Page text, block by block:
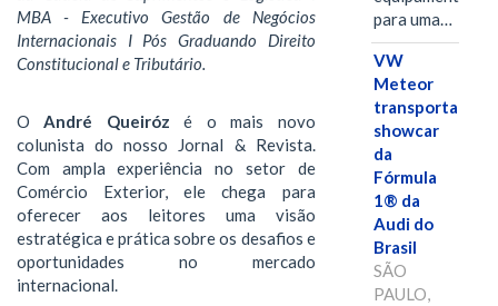
MBA - Executivo Gestão de Negócios
Internacionais I Pós Graduando Direito
Constitucional e Tributário.
OAndré Queirózé o mais novo
colunista do nosso Jornal & Revista.
Com ampla experiência no setor de
Comércio Exterior, ele chega para
oferecer aos leitores uma visão
estratégica e prática sobre os desafios e
oportunidades no mercado
internacional.
para uma…
VW
Meteor
transporta
showcar
da
Fórmula
1® da
Audi do
Brasil
SÃO
PAULO,